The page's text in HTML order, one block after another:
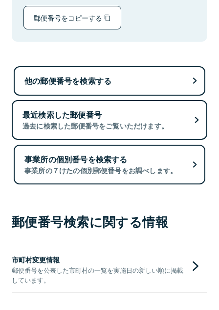
郵便番号をコピーする
他の郵便番号を検索する
最近検索した郵便番号
過去に検索した郵便番号をご覧いただけます。
事業所の個別番号を検索する
事業所の７けたの個別郵便番号をお調べします。
郵便番号検索に関する情報
市町村変更情報
郵便番号を公表した市町村の一覧を実施日の新しい順に掲載
しています。